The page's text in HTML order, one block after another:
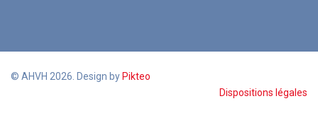
© AHVH 2026. Design by Pikteo
Dispositions légales